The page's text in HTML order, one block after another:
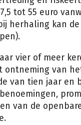
tot 55 euro
herhaling kan
vier of meer
ontneming van
van tien jaar en
van de